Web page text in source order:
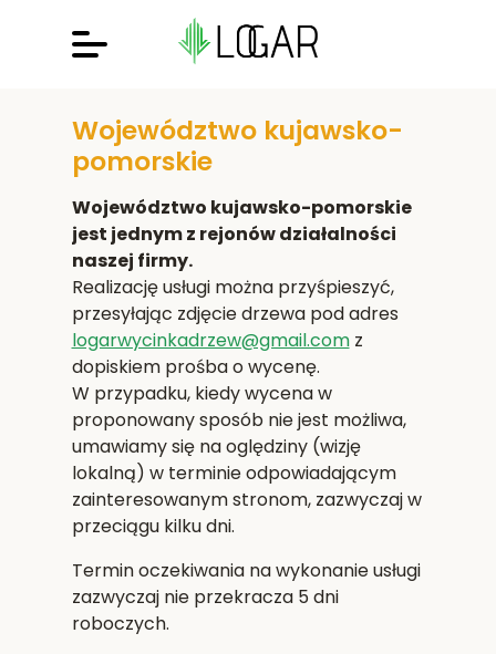
Województwo kujawsko-
pomorskie
Województwo kujawsko-pomorskie
jest jednym z rejonów działalności
naszej firmy.
Realizację usługi można przyśpieszyć,
przesyłając zdjęcie drzewa pod adres
logarwycinkadrzew@gmail.comz
dopiskiem prośba o wycenę.
W przypadku, kiedy wycena w
proponowany sposób nie jest możliwa,
umawiamy się na oględziny (wizję
lokalną) w terminie odpowiadającym
zainteresowanym stronom, zazwyczaj w
przeciągu kilku dni.
Termin oczekiwania na wykonanie usługi
zazwyczaj nie przekracza 5 dni
roboczych.